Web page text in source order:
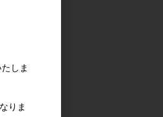
しま
りま